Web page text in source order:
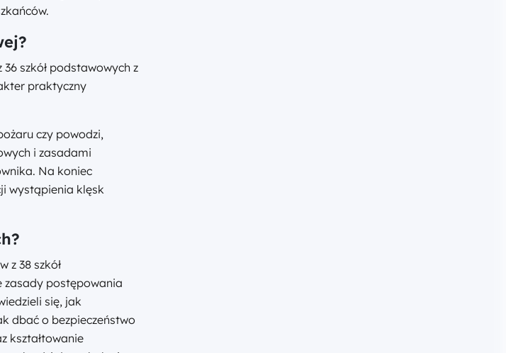
szkół podstawowych z
praktyczny
czy powodzi,
i zasadami
Na koniec
wystąpienia klęsk
z 38 szkół
zasady postępowania
się, jak
dbać o bezpieczeństwo
kształtowanie